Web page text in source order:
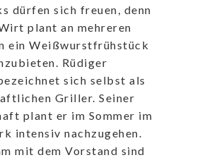
dürfen sich freuen, denn
plant an mehreren
ein Weißwurstfrühstück
Rüdiger
sich selbst als
Griller. Seiner
plant er im Sommer im
intensiv nachzugehen.
mit dem Vorstand sind